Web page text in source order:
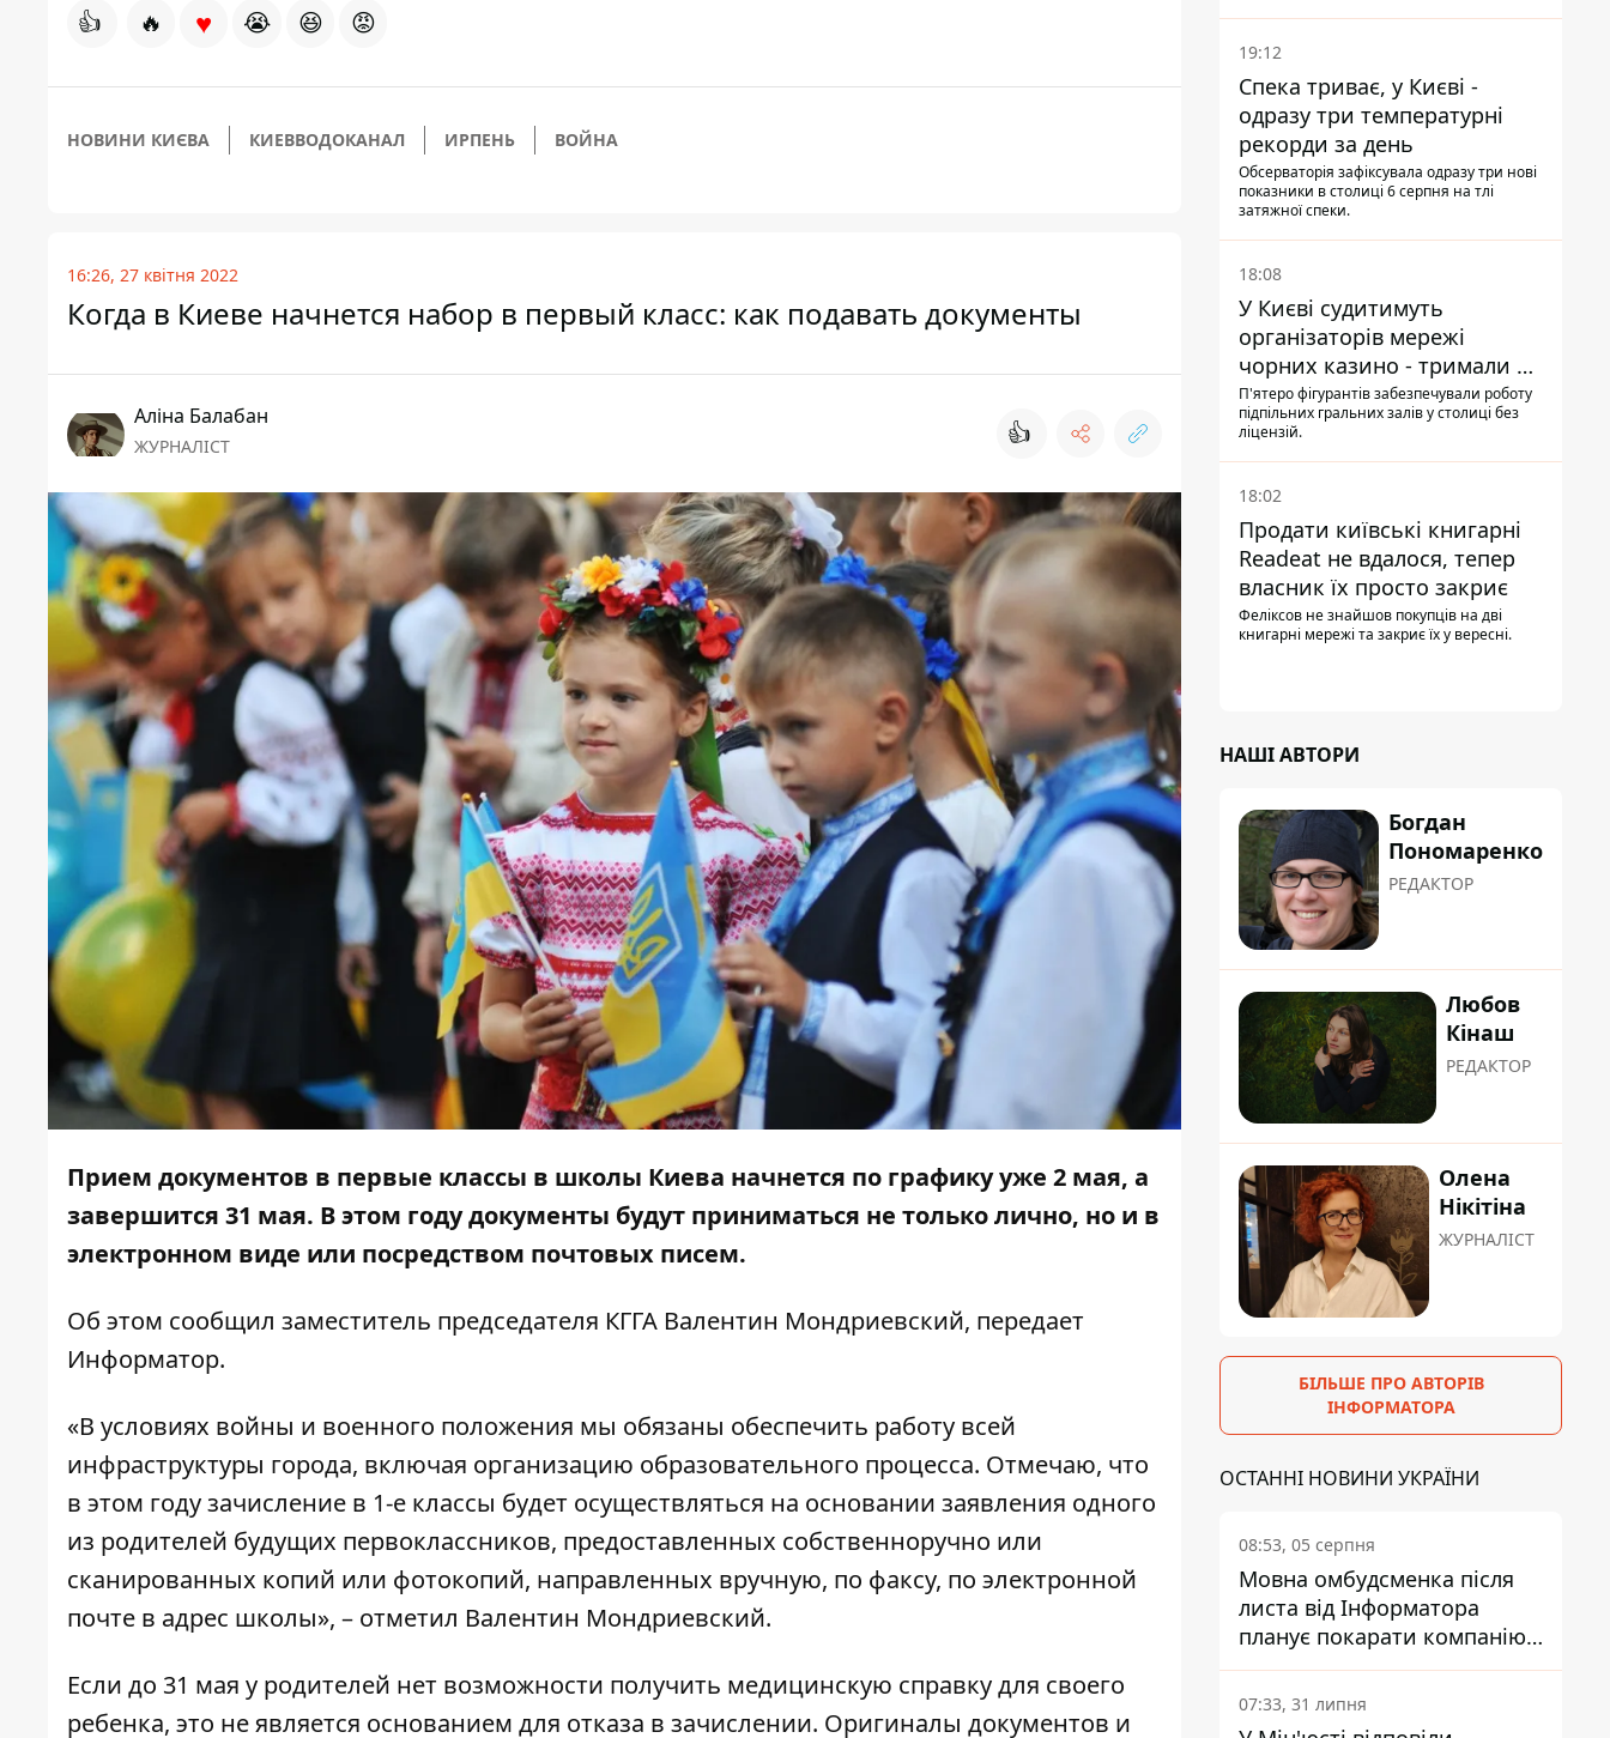
👍 🔥 ♥ 😭 😆 😡
НОВИНИ КИЄВА КИЕВВОДОКАНАЛ ИРПЕНЬ ВОЙНА
16:26, 27 квітня 2022
Когда в Киеве начнется набор в первый класс: как подавать документы
Аліна Балабан
ЖУРНАЛІСТ 👍
Прием документов в первые классы в школы Киева начнется по графику уже 2 мая, а
завершится 31 мая. В этом году документы будут приниматься не только лично, но и в
электронном виде или посредством почтовых писем.
Об этом сообщил заместитель председателя КГГА Валентин Мондриевский, передает
Информатор.
«В условиях войны и военного положения мы обязаны обеспечить работу всей
инфраструктуры города, включая организацию образовательного процесса. Отмечаю, что
в этом году зачисление в 1-е классы будет осуществляться на основании заявления одного
из родителей будущих первоклассников, предоставленных собственноручно или
сканированных копий или фотокопий, направленных вручную, по факсу, по электронной
почте в адрес школы», – отметил Валентин Мондриевский.
Если до 31 мая у родителей нет возможности получить медицинскую справку для своего
ребенка, это не является основанием для отказа в зачислении. Оригиналы документов и
19:12
Спека триває, у Києві -
одразу три температурні
рекорди за день
Обсерваторія зафіксувала одразу три нові
показники в столиці 6 серпня на тлі
затяжної спеки.
18:08
У Києві судитимуть
організаторів мережі
чорних казино - тримали 39
закладів
П'ятеро фігурантів забезпечували роботу
підпільних гральних залів у столиці без
ліцензій.
18:02
Продати київські книгарні
Readeat не вдалося, тепер
власник їх просто закриє
Феліксов не знайшов покупців на дві
книгарні мережі та закриє їх у вересні.
НАШІ АВТОРИ
Богдан
Пономаренко
РЕДАКТОР
Любов
Кінаш
РЕДАКТОР
Олена
Нікітіна
ЖУРНАЛІСТ
БІЛЬШЕ ПРО АВТОРІВ
ІНФОРМАТОРА
ОСТАННІ НОВИНИ УКРАЇНИ
08:53, 05 серпня
Мовна омбудсменка після
листа від Інформатора
планує покарати компанію-
підрядника ПриватБанку
07:33, 31 липня